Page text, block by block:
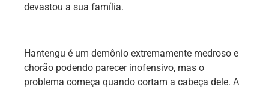
devastou a sua família.
Hantengu é um demônio extremamente medroso e
chorão podendo parecer inofensivo, mas o
problema começa quando cortam a cabeça dele. A